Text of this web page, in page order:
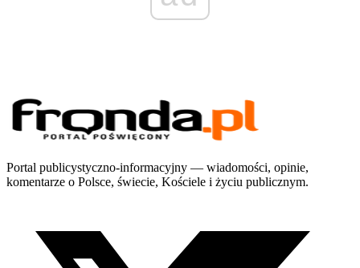
Portal publicystyczno-informacyjny — wiadomości, opinie,
komentarze o Polsce, świecie, Kościele i życiu publicznym.